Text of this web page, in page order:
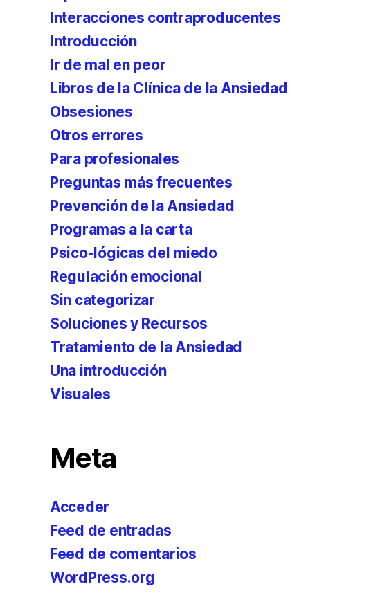
Interacciones contraproducentes
Introducción
Ir de mal en peor
Libros de la Clínica de la Ansiedad
Obsesiones
Otros errores
Para profesionales
Preguntas más frecuentes
Prevención de la Ansiedad
Programas a la carta
Psico-lógicas del miedo
Regulación emocional
Sin categorizar
Soluciones y Recursos
Tratamiento de la Ansiedad
Una introducción
Visuales
Meta
Acceder
Feed de entradas
Feed de comentarios
WordPress.org